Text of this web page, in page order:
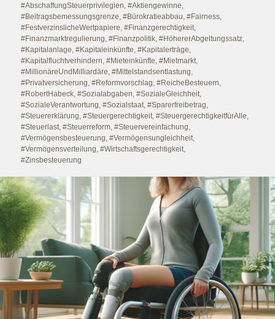
#AbschaffungSteuerprivilegien,#Aktiengewinne,
#Beitragsbemessungsgrenze,#Bürokratieabbau,#Fairness,
#FestverzinslicheWertpapiere,#Finanzgerechtigkeit,
#Finanzmarktregulierung,#Finanzpolitik,#HöhererAbgeltungssatz,
#Kapitalanlage,#Kapitaleinkünfte,#Kapitalerträge,
#Kapitalfluchtverhindern,#Mieteinkünfte,#Mietmarkt,
#MillionäreUndMilliardäre,#Mittelstandsentlastung,
#Privatversicherung,#Reformvorschlag,#ReicheBesteuern,
#RobertHabeck,#Sozialabgaben,#SozialeGleichheit,
#SozialeVerantwortung,#Sozialstaat,#Sparerfreibetrag,
#Steuererklärung,#Steuergerechtigkeit,#SteuergerechtigkeitfürAlle,
#Steuerlast,#Steuerreform,#Steuervereinfachung,
#Vermögensbesteuerung,#Vermögensungleichheit,
#Vermögensverteilung,#Wirtschaftsgerechtigkeit,
#Zinsbesteuerung